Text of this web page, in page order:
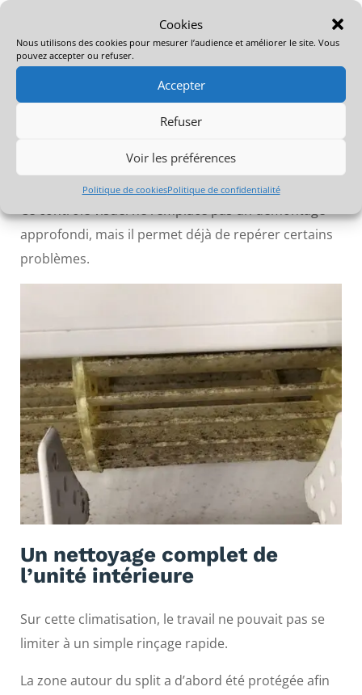
Cookies
Nous utilisons des cookies pour mesurer l’audience et améliorer le site. Vous
pouvez accepter ou refuser.
Accepter
Refuser
Voir les préférences
Politique de cookiesPolitique de confidentialité
Ouvrez doucement le volet de soufflage.
Éclairez le fond de l’unité avec une lampe ou le
flash du téléphone.
Observez attentivement la turbine.
Recherchez des dépôts gris, noirs ou des petites
Ce contrôle visuel ne remplace pas un démontage
approfondi, mais il permet déjà de repérer certains
problèmes.
Un nettoyage complet de
l’unité intérieure
Sur cette climatisation, le travail ne pouvait pas se
limiter à un simple rinçage rapide.
La zone autour du split a d’abord été protégée afin